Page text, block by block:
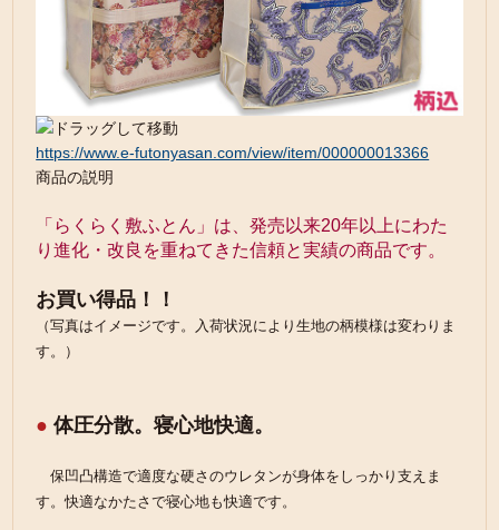
https://www.e-futonyasan.com/view/item/000000013366
商品の説明
「らくらく敷ふとん」は、発売以来20年以上にわた
り進化・改良を重ねてきた信頼と実績の商品です。
お買い得品！！
（写真はイメージです。入荷状況により生地の柄模様は変わりま
す。）
●体圧分散。寝心地快適。
保凹凸構造で適度な硬さのウレタンが身体をしっかり支えま
す。快適なかたさで寝心地も快適です。